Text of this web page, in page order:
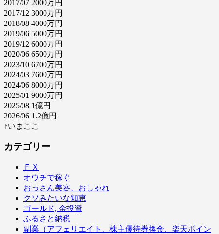
2017/07 2000万円
2017/12 3000万円
2018/08 4000万円
2019/06 5000万円
2019/12 6000万円
2020/06 6500万円
2023/10 6700万円
2024/03 7600万円
2024/06 8000万円
2025/01 9000万円
2025/08 1億円
2026/06 1.2億円
↑いまここ
カテゴリー
ＦＸ
オウチで稼ぐ
おっさん美容、おしゃれ
クソみたいな知恵
ゴールド, 金投資
ふるさと納税
副業（アフェリエイト、株主優待券換金、楽天ポイン